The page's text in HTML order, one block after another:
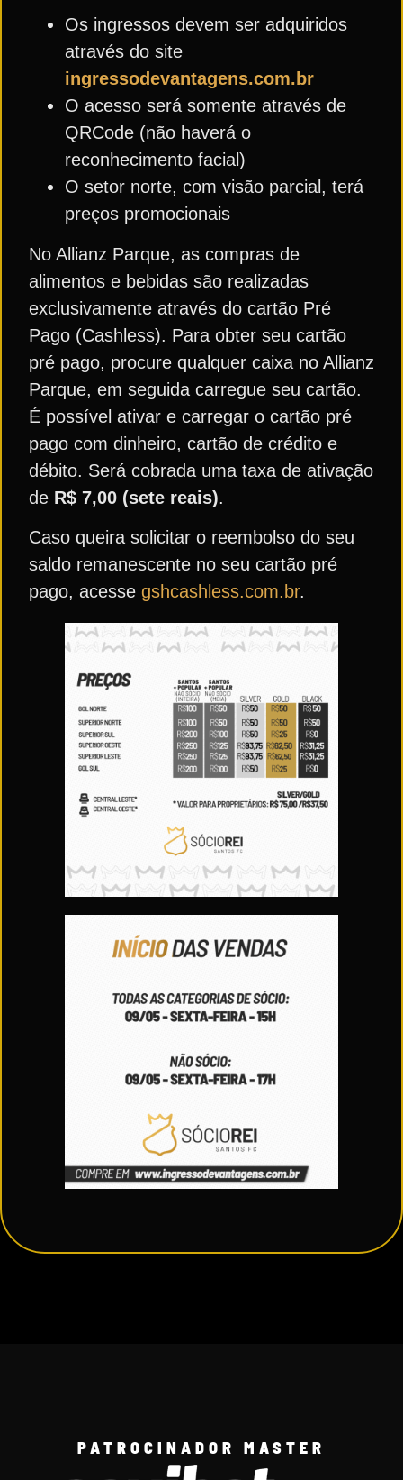
Os ingressos devem ser adquiridos
através do site
ingressodevantagens.com.br
O acesso será somente através de
QRCode (não haverá o
reconhecimento facial)
O setor norte, com visão parcial, terá
preços promocionais
No Allianz Parque, as compras de
alimentos e bebidas são realizadas
exclusivamente através do cartão Pré
Pago (Cashless). Para obter seu cartão
pré pago, procure qualquer caixa no Allianz
Parque, em seguida carregue seu cartão.
É possível ativar e carregar o cartão pré
pago com dinheiro, cartão de crédito e
débito. Será cobrada uma taxa de ativação
de R$ 7,00 (sete reais).
Caso queira solicitar o reembolso do seu
saldo remanescente no seu cartão pré
pago, acesse gshcashless.com.br.
PATROCINADOR MASTER